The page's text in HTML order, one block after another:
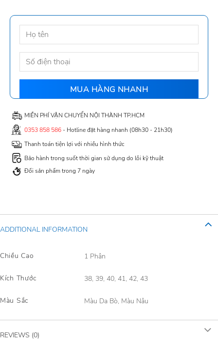
MIỄN PHÍ VẬN CHUYỂN NỘI THÀNH TP.HCM
0353 858 586- Hotline đặt hàng nhanh (08h30 - 21h30)
Thanh toán tiện lợi với nhiều hình thức
Bảo hành trong suốt thời gian sử dụng do lỗi kỹ thuật
Đổi sản phẩm trong 7 ngày
ADDITIONAL INFORMATION
Chiều Cao 1 Phân
Kích Thước 38, 39, 40, 41, 42, 43
Màu Sắc Màu Da Bò, Màu Nâu
REVIEWS (0)